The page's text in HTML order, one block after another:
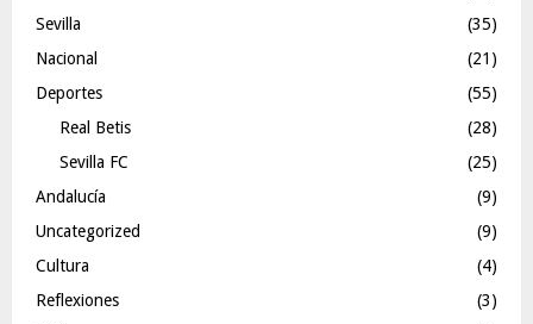
Sevilla
(35)
Nacional
(21)
Deportes
(55)
Real Betis
(28)
Sevilla FC
(25)
Andalucía
(9)
Uncategorized
(9)
Cultura
(4)
Reflexiones
(3)